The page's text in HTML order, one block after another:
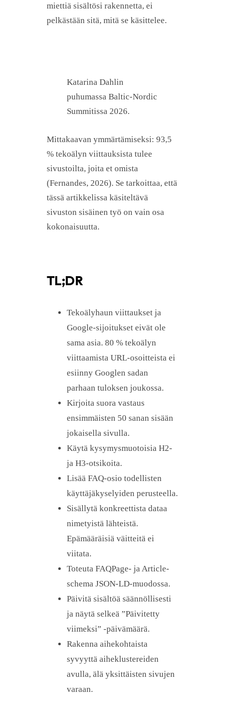
miettiä sisältösi rakennetta, ei
pelkästään sitä, mitä se käsittelee.
Katarina Dahlin
puhumassa Baltic-Nordic
Summitissa 2026.
Mittakaavan ymmärtämiseksi: 93,5
% tekoälyn viittauksista tulee
sivustoilta, joita et omista
(Fernandes, 2026). Se tarkoittaa, että
tässä artikkelissa käsiteltävä
sivuston sisäinen työ on vain osa
kokonaisuutta.
TL;DR
Tekoälyhaun viittaukset ja
Google-sijoitukset eivät ole
sama asia. 80 % tekoälyn
viittaamista URL-osoitteista ei
esiinny Googlen sadan
parhaan tuloksen joukossa.
Kirjoita suora vastaus
ensimmäisten 50 sanan sisään
jokaisella sivulla.
Käytä kysymysmuotoisia H2-
ja H3-otsikoita.
Lisää FAQ-osio todellisten
käyttäjäkyselyiden perusteella.
Sisällytä konkreettista dataa
nimetyistä lähteistä.
Epämääräisiä väitteitä ei
viitata.
Toteuta FAQPage- ja Article-
schema JSON-LD-muodossa.
Päivitä sisältöä säännöllisesti
ja näytä selkeä ”Päivitetty
viimeksi” -päivämäärä.
Rakenna aihekohtaista
syvyyttä aiheklustereiden
avulla, älä yksittäisten sivujen
varaan.